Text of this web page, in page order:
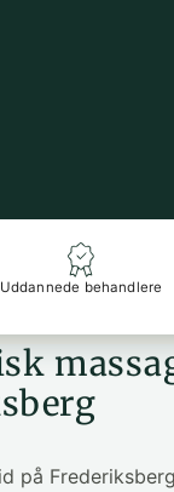
Uddannede behandlere
på